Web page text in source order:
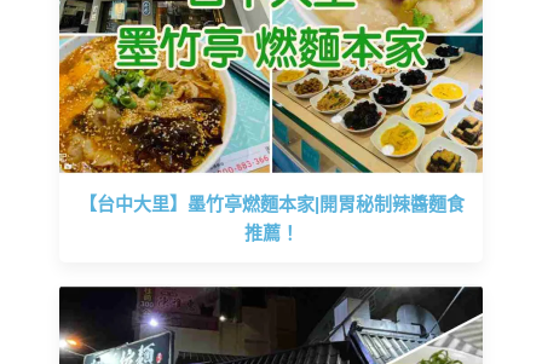
【台中大里】墨竹亭燃麵本家|開胃秘制辣醬麵食
推薦！